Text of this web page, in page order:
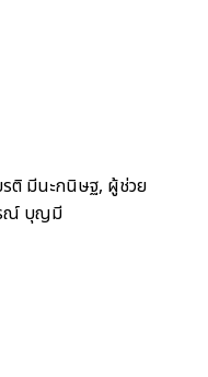
รติ มีนะกนิษฐ, ผู้ช่วย
รณ์ บุญมี